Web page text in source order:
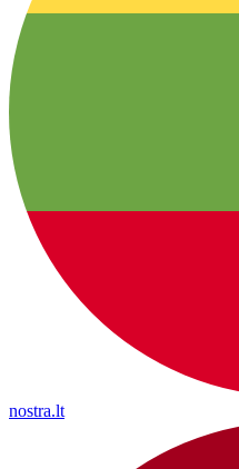
nostra.lt